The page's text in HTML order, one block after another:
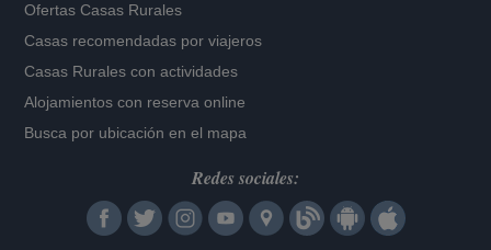
Ofertas Casas Rurales
Casas recomendadas por viajeros
Casas Rurales con actividades
Alojamientos con reserva online
Busca por ubicación en el mapa
Redes sociales: